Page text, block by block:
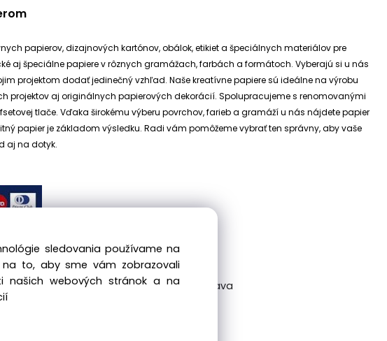
papierov, dizajnových kartónov, obálok, etikiet a špeciálnych materiálov pre
aj špeciálne papiere v rôznych gramážach, farbách a formátoch. Vyberajú si u nás
projektom dodať jedinečný vzhľad. Naše kreatívne papiere sú ideálne na výrobu
projektov aj originálnych papierových dekorácií. Spolupracujeme s renomovanými
tlače. Vďaka širokému výberu povrchov, farieb a gramáží u nás nájdete papier
papier je základom výsledku. Radi vám pomôžeme vybrať ten správny, aby vaše
aj na dotyk.
| Beckovská 38/A, 831 04 Bratislava
sledovania používame na
na to, aby sme vám zobrazovali
našich webových stránok a na